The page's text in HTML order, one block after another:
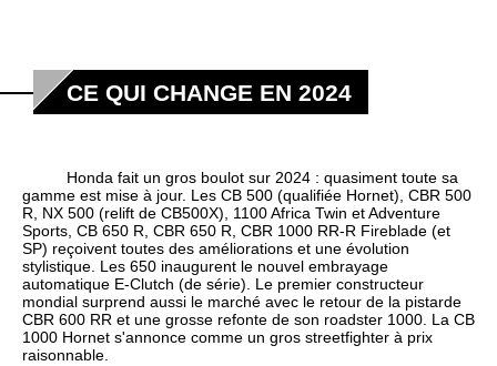
1984
1985
1988
CE QUI CHANGE EN 2024
Honda fait un gros boulot sur 2024 : quasiment toute sa
gamme est mise à jour. Les CB 500 (qualifiée Hornet), CBR 500
R, NX 500 (relift de CB500X), 1100 Africa Twin et Adventure
Sports, CB 650 R, CBR 650 R, CBR 1000 RR-R Fireblade (et
SP) reçoivent toutes des améliorations et une évolution
stylistique. Les 650 inaugurent le nouvel embrayage
automatique E-Clutch (de série). Le premier constructeur
mondial surprend aussi le marché avec le retour de la pistarde
CBR 600 RR et une grosse refonte de son roadster 1000. La CB
1000 Hornet s'annonce comme un gros streetfighter à prix
raisonnable.